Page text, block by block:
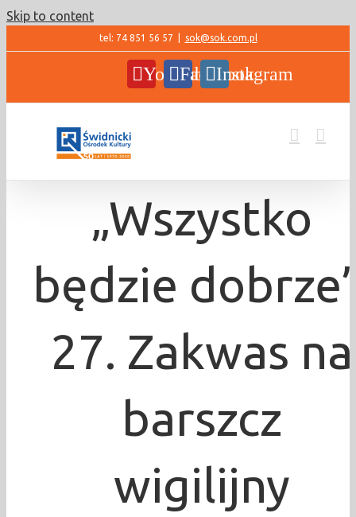
Skip to content
tel: 74 851 56 57 sok@sok.com.pl
YouTubeFacebookInstagram
„Wszystko
będzie
27. Zakwas na
barszcz
wigilijny